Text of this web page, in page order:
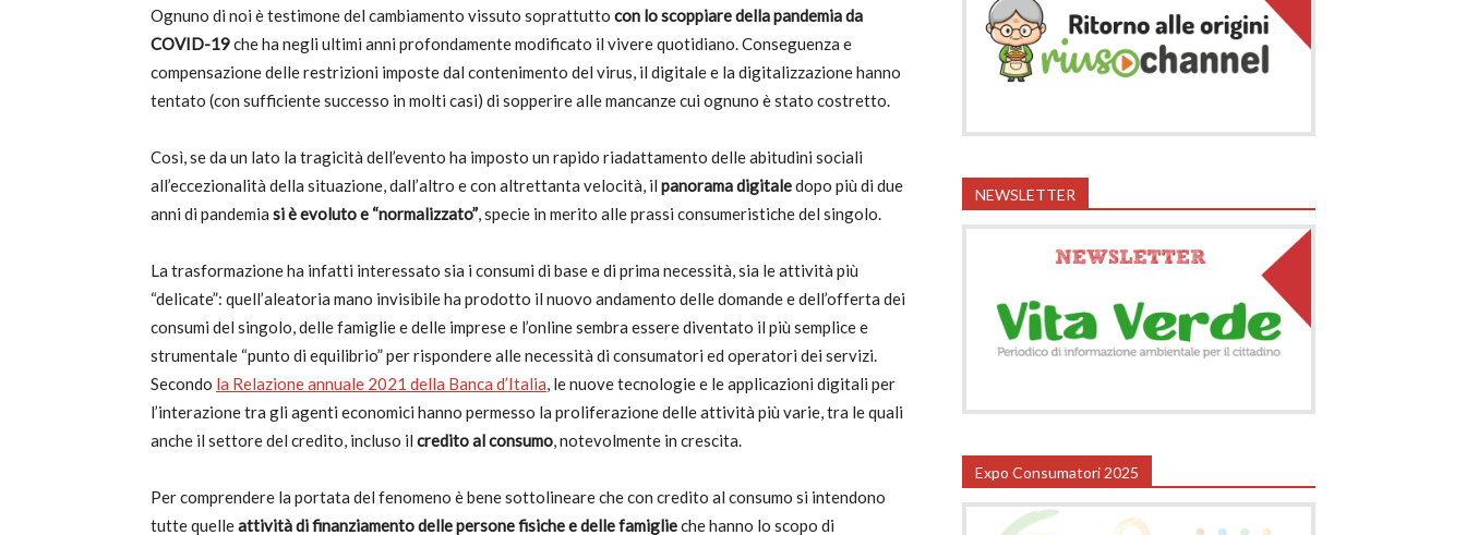
Ognuno di noi è testimone del cambiamento vissuto soprattutto con lo scoppiare della pandemia da
COVID-19che ha negli ultimi anni profondamente modificato il vivere quotidiano. Conseguenza e
compensazione delle restrizioni imposte dal contenimento del virus, il digitale e la digitalizzazione hanno
tentato (con sufficiente successo in molti casi) di sopperire alle mancanze cui ognuno è stato costretto.
Così, se da un lato la tragicità dell’evento ha imposto un rapido riadattamento delle abitudini sociali
all’eccezionalità della situazione, dall’altro e con altrettanta velocità, il panorama digitaledopo più di due
anni di pandemia si è evoluto e “normalizzato”, specie in merito alle prassi consumeristiche del singolo.
La trasformazione ha infatti interessato sia i consumi di base e di prima necessità, sia le attività più
“delicate”: quell’aleatoria mano invisibile ha prodotto il nuovo andamento delle domande e dell’offerta dei
consumi del singolo, delle famiglie e delle imprese e l’online sembra essere diventato il più semplice e
strumentale “punto di equilibrio” per rispondere alle necessità di consumatori ed operatori dei servizi.
Secondo la Relazione annuale 2021 della Banca d’Italia, le nuove tecnologie e le applicazioni digitali per
l’interazione tra gli agenti economici hanno permesso la proliferazione delle attività più varie, tra le quali
anche il settore del credito, incluso il credito al consumo, notevolmente in crescita.
Per comprendere la portata del fenomeno è bene sottolineare che con credito al consumo si intendono
tutte quelleattività di finanziamento delle persone fisiche e delle famiglieche hanno lo scopo di
NEWSLETTER
Expo Consumatori 2025